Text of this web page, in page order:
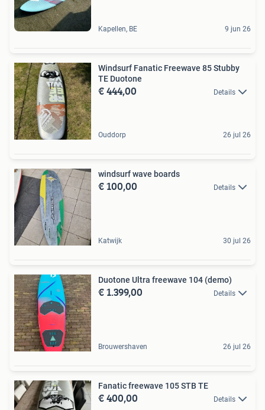
Kapellen, BE 9 jun 26
Windsurf Fanatic Freewave 85 Stubby
TE Duotone
€ 444,00 Details
Ouddorp 26 jul 26
windsurf wave boards
€ 100,00 Details
Katwijk 30 jul 26
Duotone Ultra freewave 104 (demo)
€ 1.399,00 Details
Brouwershaven 26 jul 26
Fanatic freewave 105 STB TE
€ 400,00 Details